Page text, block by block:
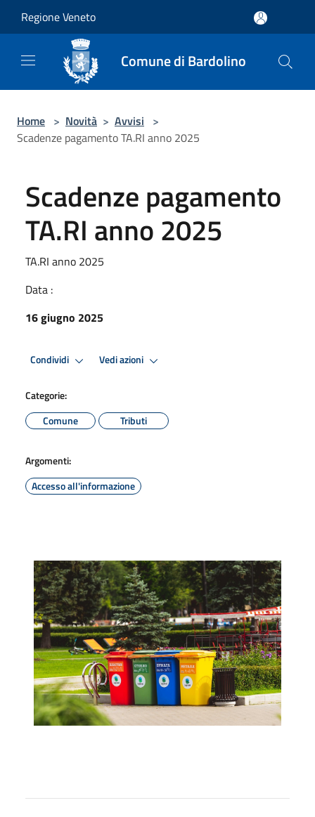
Regione Veneto
Comune di Bardolino
Home > Novità > Avvisi >
Scadenze pagamento TA.RI anno 2025
Scadenze pagamento
TA.RI anno 2025
TA.RI anno 2025
Data :
16 giugno 2025
Condividi Vedi azioni
Categorie:
Comune
Tributi
Argomenti:
Accesso all'informazione